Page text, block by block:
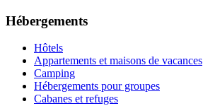
Hébergements
Hôtels
Appartements et maisons de vacances
Camping
Hébergements pour groupes
Cabanes et refuges